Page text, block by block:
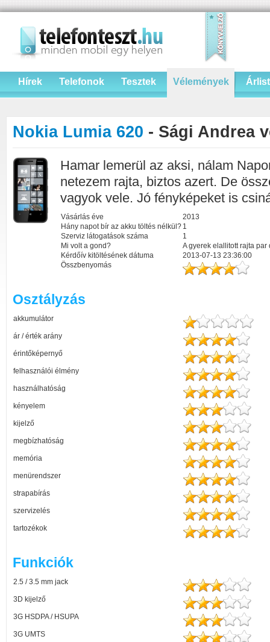
Hírek Telefonok Tesztek Vélemények
Nokia Lumia 620 - Sági Andrea
Hamar lemerül az aksi, nálam
netezem rajta, biztos azert. De
vagyok vele. Jó fényképeket is
Vásárlás éve
2013
Hány napot bír az akku töltés nélkül? 1
Szerviz látogatások száma
1
Mi volt a gond?
A gyerek elallitott rajta par
Kérdőív kitöltésének dátuma
2013-07-13 23:36:00
Összbenyomás
Osztályzás
akkumulátor
ár / érték arány
érintőképernyő
felhasználói élmény
használhatóság
kényelem
kijelző
megbízhatóság
memória
menürendszer
strapabírás
szervizelés
tartozékok
Funkciók
2.5 / 3.5 mm jack
3D kijelző
3G HSDPA / HSUPA
3G UMTS